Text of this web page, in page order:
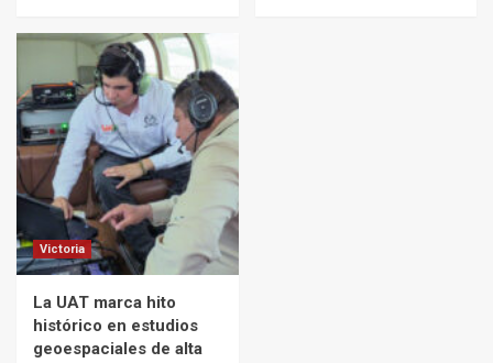
Victoria
La UAT marca hito
histórico en estudios
geoespaciales de alta